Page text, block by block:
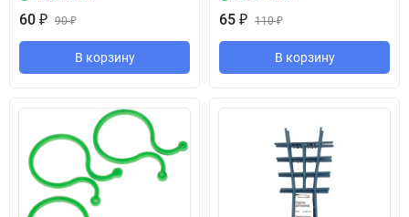
60 ₽ 90₽
В корзину
65 ₽ 110₽
В корзину